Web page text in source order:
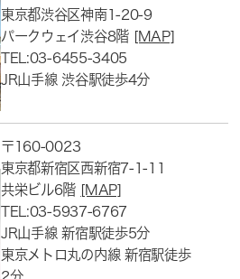
東京都渋谷区神南1-20-9
パークウェイ渋谷8階 [MAP]
TEL:03-6455-3405
JR山手線 渋谷駅徒歩4分
〒160-0023
東京都新宿区西新宿7-1-11
共栄ビル6階 [MAP]
TEL:03-5937-6767
JR山手線 新宿駅徒歩5分
東京メトロ丸の内線 新宿駅徒歩
2分